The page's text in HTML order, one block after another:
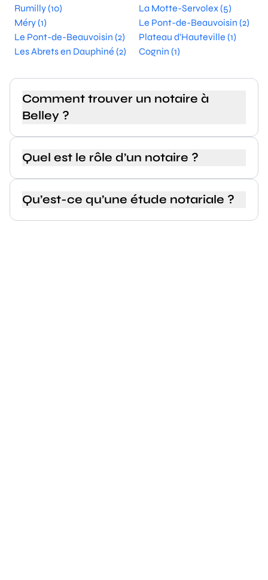
Rumilly (10)
La Motte-Servolex (5)
Méry (1)
Le Pont-de-Beauvoisin (2)
Le Pont-de-Beauvoisin (2)
Plateau d'Hauteville (1)
Les Abrets en Dauphiné (2)
Cognin (1)
Comment trouver un notaire à
Belley ?
Quel est le rôle d’un notaire ?
Qu’est-ce qu’une étude notariale ?